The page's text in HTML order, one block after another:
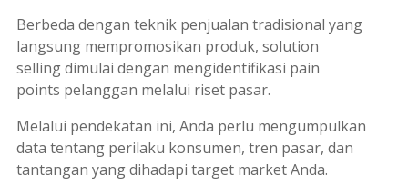
Berbeda dengan teknik penjualan tradisional yang
langsung mempromosikan produk, solution
sellingdimulai dengan mengidentifikasi pain
points pelanggan melalui riset pasar.
Melalui pendekatan ini, Anda perlu mengumpulkan
data tentang perilaku konsumen, tren pasar, dan
tantangan yang dihadapi target market Anda.